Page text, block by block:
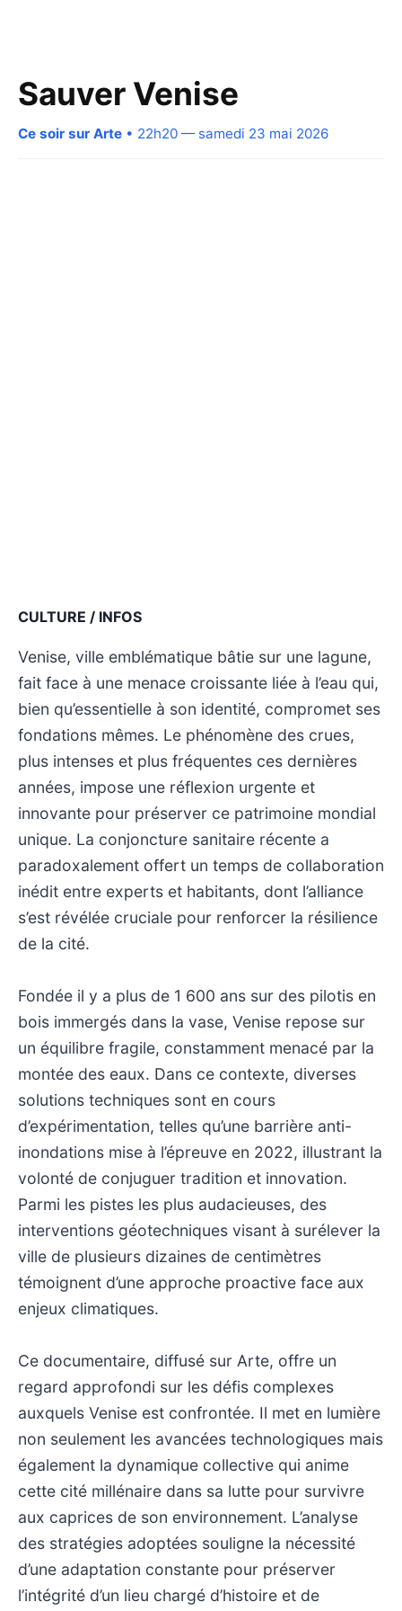
Sauver Venise
Ce soir sur Arte • 22h20 — samedi 23 mai 2026
CULTURE / INFOS
Venise, ville emblématique bâtie sur une lagune,
fait face à une menace croissante liée à l’eau qui,
bien qu’essentielle à son identité, compromet ses
fondations mêmes. Le phénomène des crues,
plus intenses et plus fréquentes ces dernières
années, impose une réflexion urgente et
innovante pour préserver ce patrimoine mondial
unique. La conjoncture sanitaire récente a
paradoxalement offert un temps de collaboration
inédit entre experts et habitants, dont l’alliance
s’est révélée cruciale pour renforcer la résilience
de la cité.
Fondée il y a plus de 1 600 ans sur des pilotis en
bois immergés dans la vase, Venise repose sur
un équilibre fragile, constamment menacé par la
montée des eaux. Dans ce contexte, diverses
solutions techniques sont en cours
d’expérimentation, telles qu’une barrière anti-
inondations mise à l’épreuve en 2022, illustrant la
volonté de conjuguer tradition et innovation.
Parmi les pistes les plus audacieuses, des
interventions géotechniques visant à surélever la
ville de plusieurs dizaines de centimètres
témoignent d’une approche proactive face aux
enjeux climatiques.
Ce documentaire, diffusé sur Arte, offre un
regard approfondi sur les défis complexes
auxquels Venise est confrontée. Il met en lumière
non seulement les avancées technologiques mais
également la dynamique collective qui anime
cette cité millénaire dans sa lutte pour survivre
aux caprices de son environnement. L’analyse
des stratégies adoptées souligne la nécessité
d’une adaptation constante pour préserver
l’intégrité d’un lieu chargé d’histoire et de